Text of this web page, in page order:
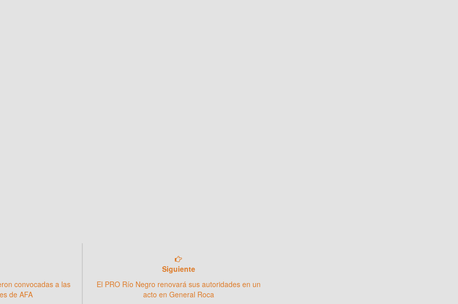
convocadas a las
de AFA
Siguiente
El PRO Río Negro renovará sus autoridades en un
acto en General Roca